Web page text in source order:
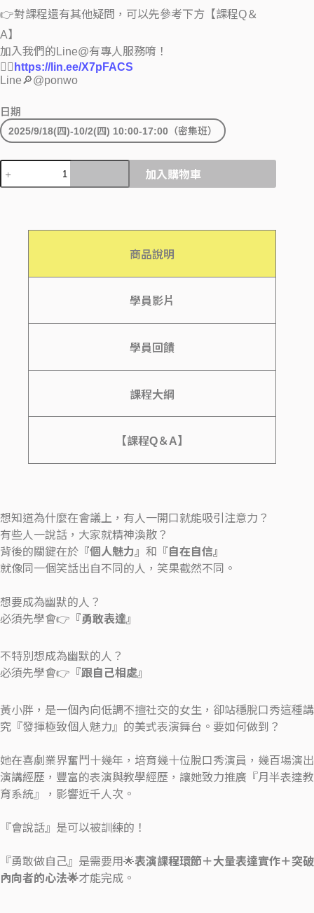
👉對課程還有其他疑問，可以先參考下方【課程Q＆
A】
加入我們的Line@有專人服務唷！
💁‍♀️ https://lin.ee/X7pFACS
Line🔎@ponwo
日期
2025/9/18(四)-10/2(四) 10:00-17:00（密集班）
加入購物車
商品說明
學員影片
學員回饋
課程大綱
【課程Q＆A】
想知道為什麼在會議上，有人一開口就能吸引注意力？
有些人一說話，大家就精神渙散？
背後的關鍵在於 『個人魅力』 和
『自在自信』
就像同一個笑話出自不同的人，笑果截然不同。
想要成為幽默的人？
必須先學會👉 『勇敢表達』
不特別想成為幽默的人？
必須先學會👉 『跟自己相處』
黃小胖，是一個內向低調不擅社交的女生，卻站穩脫口秀這種講
究『發揮極致個人魅力』的美式表演舞台。要如何做到？
她在喜劇業界奮鬥十幾年，培育幾十位脫口秀演員，幾百場演出
演講經歷，豐富的表演與教學經歷，讓她致力推廣『月半表達教
育系統』，影響近千人次。
『會說話』是可以被訓練的！
『勇敢做自己』是需要用🌟表演課程環節＋大量表達實作＋突破
內向者的心法🌟才能完成。